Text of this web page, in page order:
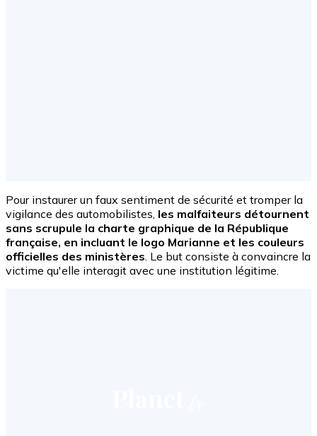
Pour instaurer un faux sentiment de sécurité et tromper la
vigilance des automobilistes, les malfaiteurs détournent
sans scrupule la charte graphique de la République
française, en incluant le logo Marianne et les couleurs
officielles des ministères . Le but consiste à convaincre la
victime qu'elle interagit avec une institution légitime.